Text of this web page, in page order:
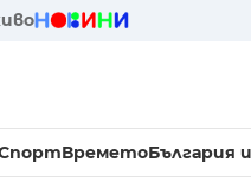
ВреметоБългария